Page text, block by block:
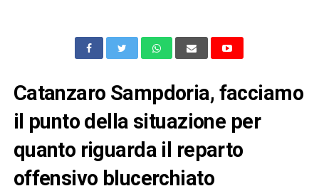
Catanzaro Sampdoria, facciamo
il punto della situazione per
quanto riguarda il reparto
offensivo blucerchiato